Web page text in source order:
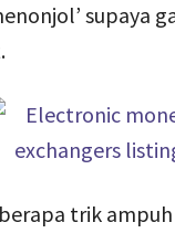
supaya
trik